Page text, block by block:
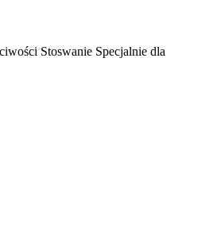
Stoswanie Specjalnie dla